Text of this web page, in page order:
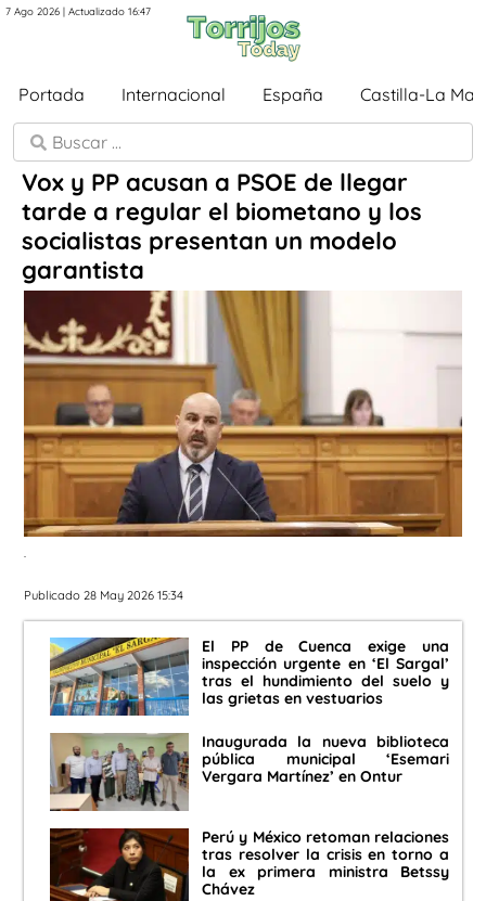
7 Ago 2026 | Actualizado 16:47
Portada Internacional España Castilla-La
Vox y PP acusan a PSOE de llegar
tarde a regular el biometano y los
socialistas presentan un modelo
garantista
.
Publicado 28 May 2026 15:34
El PP de Cuenca exige una
inspección urgente en ‘El Sargal’
tras el hundimiento del suelo y
las grietas en vestuarios
Inaugurada la nueva biblioteca
pública municipal ‘Esemari
Vergara Martínez’ en Ontur
Perú y México retoman relaciones
tras resolver la crisis en torno a
la ex primera ministra Betssy
Chávez